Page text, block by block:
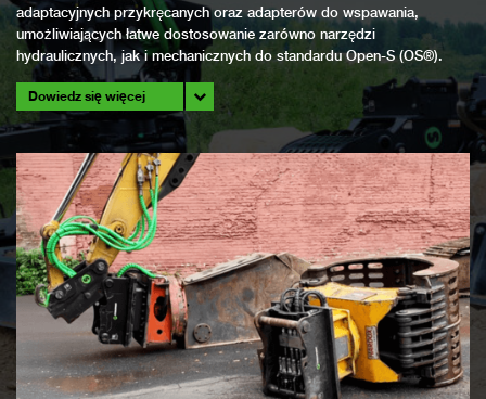
adaptacyjnych przykręcanych oraz adapterów do wspawania,
umożliwiających łatwe dostosowanie zarówno narzędzi
hydraulicznych, jak i mechanicznych do standardu Open-S (OS®).
Dowiedz się więcej